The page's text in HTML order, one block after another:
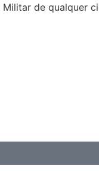
de qualquer